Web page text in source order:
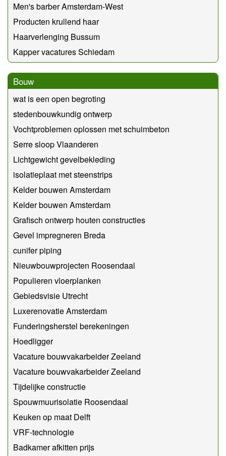
Men's barber Amsterdam-West
Producten krullend haar
Haarverlenging Bussum
Kapper vacatures Schiedam
Bouw
wat is een open begroting
stedenbouwkundig ontwerp
Vochtproblemen oplossen met schuimbeton
Serre sloop Vlaanderen
Lichtgewicht gevelbekleding
isolatieplaat met steenstrips
Kelder bouwen Amsterdam
Kelder bouwen Amsterdam
Grafisch ontwerp houten constructies
Gevel impregneren Breda
cunifer piping
Nieuwbouwprojecten Roosendaal
Populieren vloerplanken
Gebiedsvisie Utrecht
Luxerenovatie Amsterdam
Funderingsherstel berekeningen
Hoedligger
Vacature bouwvakarbeider Zeeland
Vacature bouwvakarbeider Zeeland
Tijdelijke constructie
Spouwmuurisolatie Roosendaal
Keuken op maat Delft
VRF-technologie
Badkamer afkitten prijs